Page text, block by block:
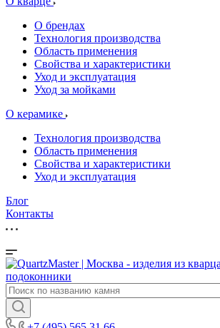
О брендах
Технология производства
Область применения
Свойства и характеристики
Уход и эксплуатация
Уход за мойками
О керамике
Технология производства
Область применения
Свойства и характеристики
Уход и эксплуатация
Блог
Контакты